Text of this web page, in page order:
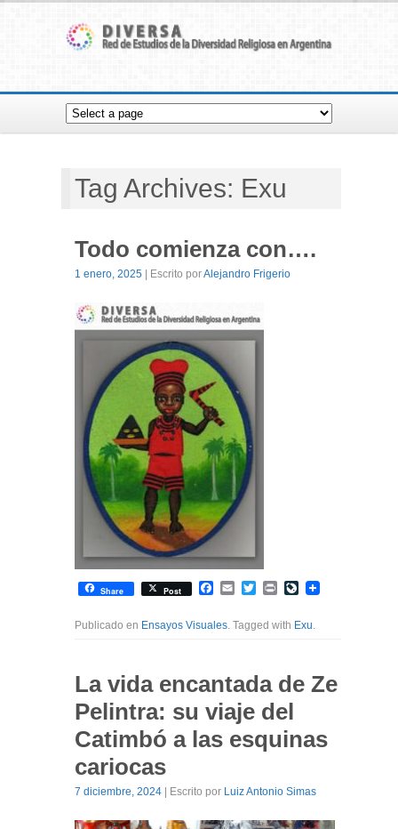
Tag Archives: Exu
Todo comienza con….
1 enero, 2025 | Escrito porAlejandro Frigerio
Share Post Facebook
EmailTwitterPrintLiveJournal
Publicado en Ensayos Visuales. Tagged with Exu.
La vida encantada de Ze
Pelintra: su viaje del
Catimbó a las esquinas
cariocas
7 diciembre, 2024 | Escrito por Luiz Antonio Simas